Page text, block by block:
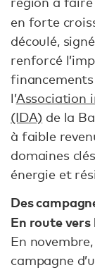
en forte
découlé,
renforcé
l’Association
(IDA) de la
à faible
domaines
énergie et
Des
En route vers
En
campagne